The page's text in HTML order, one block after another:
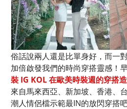
俗話說兩人還是比單身好，而一
加倍啟發我們的時尚穿搭靈感！
裝 IG KOL 在歐美時裝週的穿搭
來自馬來西亞、新加坡、香港、
潮人情侶檔示範最IN的放閃穿搭吧